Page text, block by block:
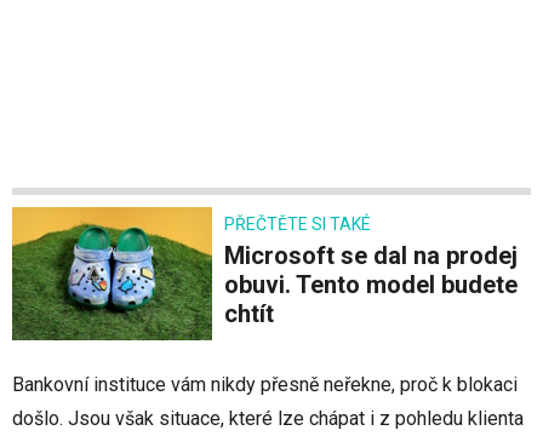
PŘEČTĚTE SI TAKÉ
Microsoft se dal na prodej
obuvi. Tento model budete
chtít
Bankovní instituce vám nikdy přesně neřekne, proč k blokaci
došlo. Jsou však situace, které lze chápat i z pohledu klienta